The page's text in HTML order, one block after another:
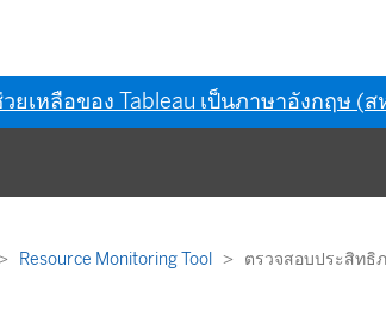
ยเหลือของ Tableau เป็นภาษาอังกฤษ (ส
Resource Monitoring Tool ตรวจสอบประสิทธิ